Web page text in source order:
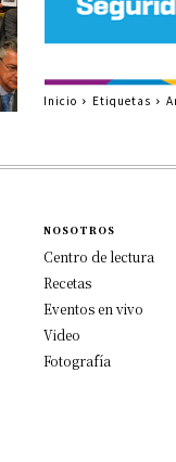
Inicio Etiquetas
NOSOTROS
Centro de lectura
Recetas
Eventos en vivo
Video
Fotografía